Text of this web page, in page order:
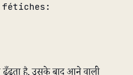
fétiches:
है, उसके बाद आने वाली